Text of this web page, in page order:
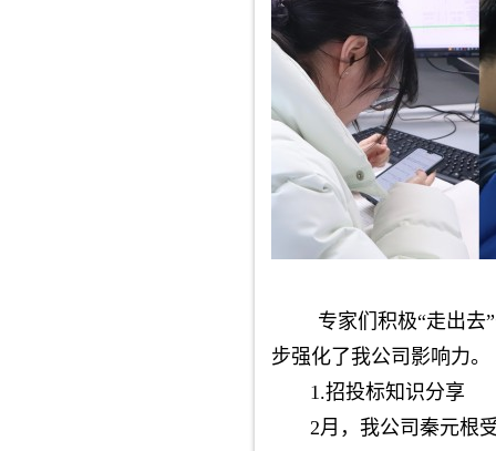
专家们积极“走出去
步强化了我公司影响力。
1.招投标知识分享
2月，我公司秦元根受